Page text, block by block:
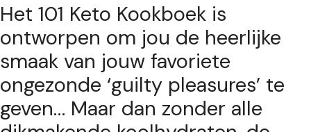
Het 101 Keto Kookboek is
ontworpen om jou de heerlijke
smaak van jouw favoriete
ongezonde ‘guilty pleasures’ te
geven… Maar dan zonder alle